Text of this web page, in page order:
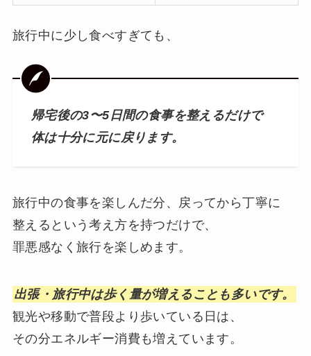
旅行中に少し食べすぎても、
帰宅後の3〜5日間の食事を整えるだけで
体は十分に元に戻ります。
旅行中の食事を楽しんだ分、戻ってから丁寧に
整えるという考え方を持つだけで、
罪悪感なく旅行を楽しめます。
出張・旅行中は歩く量が増えることも多いです。
観光や移動で普段より歩いている日は、
その分エネルギー消費も増えています。